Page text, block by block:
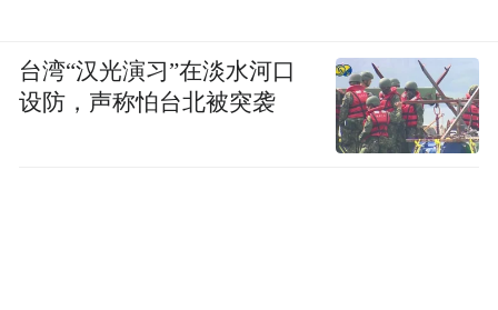
台湾“汉光演习”在淡水河口
设防，声称怕台北被突袭